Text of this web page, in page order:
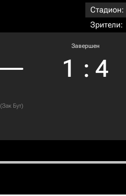
Стадион:
Зрители:
Завершен
1 : 4
(Зак Бут)